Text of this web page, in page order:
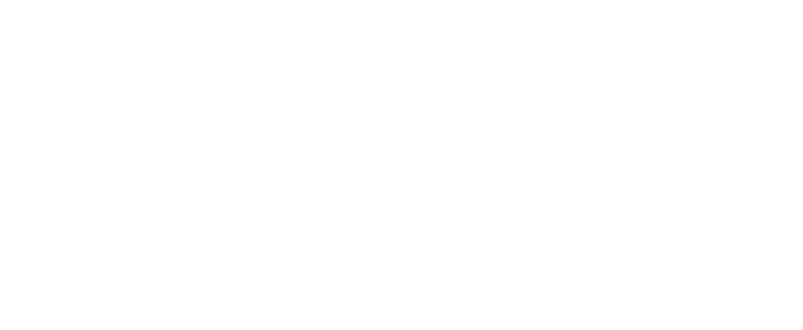
звонок Oi.
кто хочет исследовать природу пешком.
готовых проектов и внедрению все большего количества инноваций.